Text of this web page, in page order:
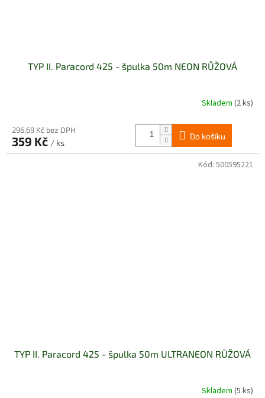
TYP II. Paracord 425 - špulka 50m NEON RŮŽOVÁ
Skladem (2 ks)
296,69 Kč bez DPH
359 Kč / ks
Do košíku
TYP II. Paracord 425 - špulka 50m ULTRANEON RŮŽOVÁ
Skladem (5 ks)
Kód: 500595221